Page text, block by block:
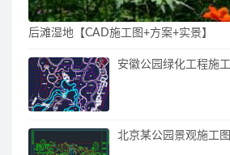
后滩湿地【CAD施工图+方案+实景】
安徽公园绿化工程施
北京某公园景观施工图